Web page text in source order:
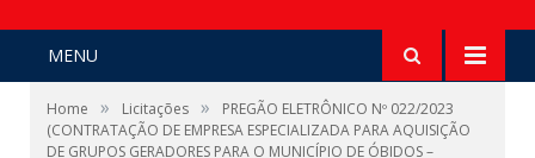
MENU
Home » Licitações »
PREGÃO ELETRÔNICO Nº 022/2023
(CONTRATAÇÃO DE EMPRESA ESPECIALIZADA PARA AQUISIÇÃO
DE GRUPOS GERADORES PARA O MUNICÍPIO DE ÓBIDOS –